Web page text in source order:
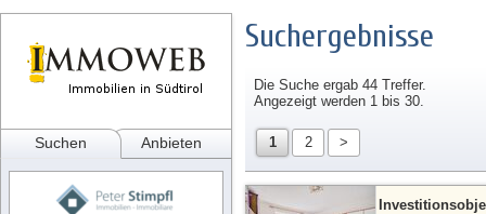
Suchen Anbieten
Suchergebnisse
Die Suche ergab 44 Treffer.
Angezeigt werden 1 bis 30.
1 2 >